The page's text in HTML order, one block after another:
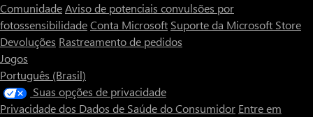
ComunidadeAviso de potenciais convulsões por
fotossensibilidadeConta Microsoft Suporte da Microsoft Store
Devoluções Rastreamento de pedidos
Jogos
Português (Brasil)
Suas opções de privacidade
Privacidade dos Dados de Saúde do Consumidor Entre em